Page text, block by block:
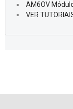
AM6OV
VER